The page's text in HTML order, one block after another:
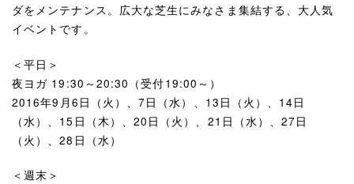
ダをメンテナンス。広大な芝生にみなさま集結する、大人気
イベントです。
＜平日＞
夜ヨガ 19:30～20:30（受付19:00～）
2016年9月6日（火）、7日（水）、13日（火）、14日
（水）、15日（木）、20日（火）、21日（水）、27日
（火）、28日（水）
＜週末＞